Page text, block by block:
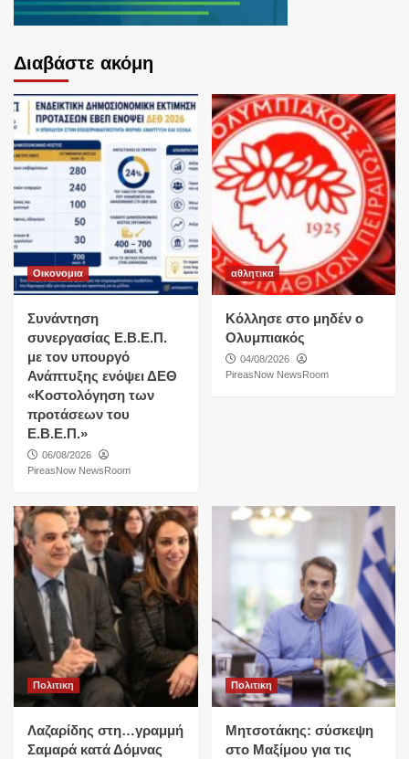
Διαβάστε ακόμη
Οικονομια
Συνάντηση
συνεργασίας Ε.Β.Ε.Π.
με τον υπουργό
Ανάπτυξης ενόψει ΔΕΘ
«Κοστολόγηση των
προτάσεων του
Ε.Β.Ε.Π.»
06/08/2026
PireasNow NewsRoom
αθλητικα
Κόλλησε στο μηδέν ο
Ολυμπιακός
04/08/2026
PireasNow NewsRoom
Πολιτικη
Λαζαρίδης στη…γραμμή
Σαμαρά κατά Δόμνας
Πολιτικη
Μητσοτάκης: σύσκεψη
στο Μαξίμου για τις